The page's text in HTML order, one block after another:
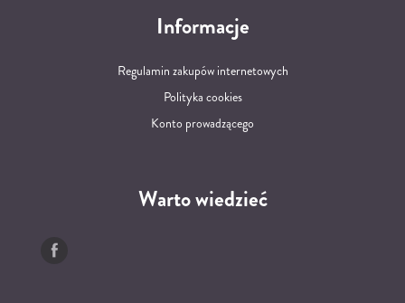
Informacje
Regulamin zakupów internetowych
Polityka cookies
Konto prowadzącego
Warto wiedzieć